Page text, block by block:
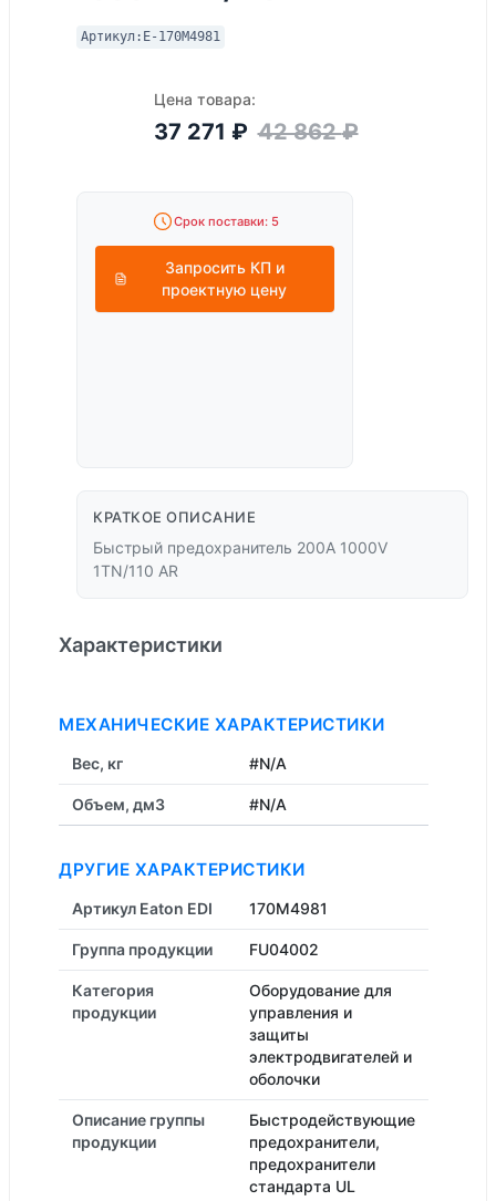
Артикул: E-170M4981
Цена товара:
37 271 ₽ 42 862₽
Срок поставки: 5
Запросить КП и
проектную цену
КРАТКОЕ ОПИСАНИЕ
Быстрый предохранитель 200A 1000V
1TN/110 AR
Характеристики
МЕХАНИЧЕСКИЕ ХАРАКТЕРИСТИКИ
Вес, кг #N/A
Объем, дм3 #N/A
ДРУГИЕ ХАРАКТЕРИСТИКИ
Артикул Eaton EDI 170M4981
Группа продукции FU04002
Категория
продукции
Оборудование для
управления и
защиты
электродвигателей и
оболочки
Описание группы
продукции
Быстродействующие
предохранители,
предохранители
стандарта UL